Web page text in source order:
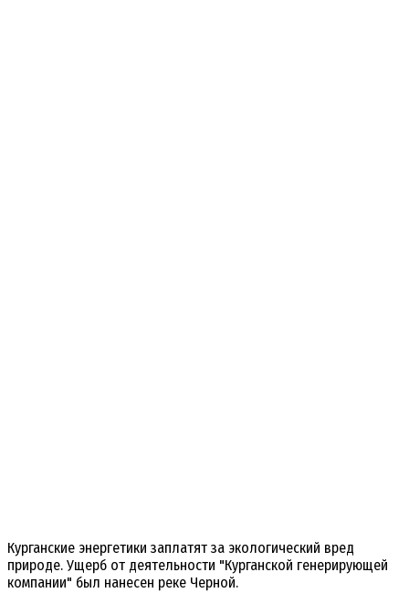
Курганские энергетики заплатят за экологический вред
природе. Ущерб от деятельности "Курганской генерирующей
компании" был нанесен реке Черной.